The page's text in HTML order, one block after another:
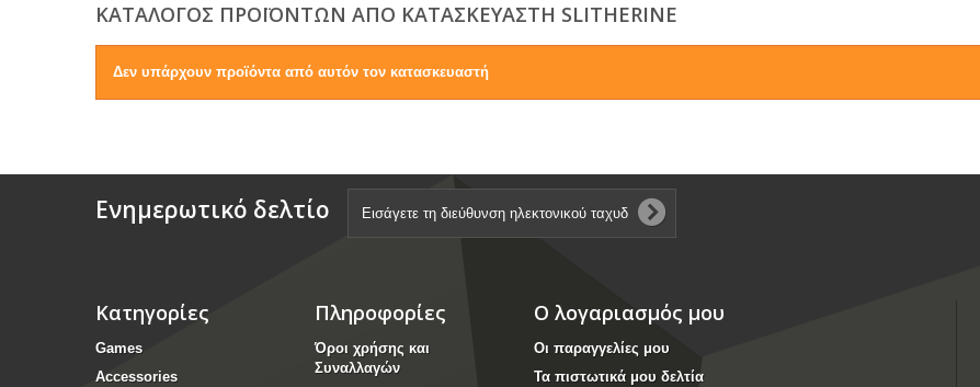
ΚΑΤΆΛΟΓΟΣ ΠΡΟΪΌΝΤΩΝ ΑΠΌ ΚΑΤΑΣΚΕΥΑΣΤΉ SLITHERINE
Δεν υπάρχουν προϊόντα από αυτόν τον κατασκευαστή
Ενημερωτικό δελτίο
Κατηγορίες
Games
Accessories
Πληροφορίες
Όροι χρήσης και
Συναλλαγών
Ο λογαριασμός μου
Οι παραγγελίες μου
Τα πιστωτικά μου δελτία